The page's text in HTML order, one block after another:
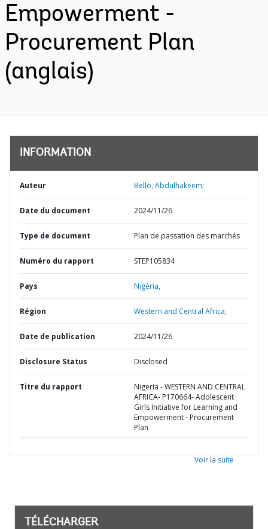
Empowerment -
Procurement Plan
(anglais)
INFORMATION
Auteur Bello, Abdulhakeem;
Date du document 2024/11/26
Type de document Plan de passation des marchés
Numéro du rapport STEP105834
Pays Nigéria,
Région Western and Central Africa,
Date de publication 2024/11/26
Disclosure Status Disclosed
Titre du rapport
Nigeria - WESTERN AND CENTRAL
AFRICA- P170664- Adolescent
Girls Initiative for Learning and
Empowerment - Procurement
Plan
Voir la suite
TÉLÉCHARGER